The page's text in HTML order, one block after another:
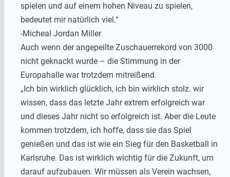
spielen und auf einem hohen Niveau zu spielen,
bedeutet mir natürlich viel.“
-Micheal Jordan Miller
Auch wenn der angepeilte Zuschauerrekord von 3000
nicht geknackt wurde – die Stimmung in der
Europahalle war trotzdem mitreißend.
„Ich bin wirklich glücklich, ich bin wirklich stolz. wir
wissen, dass das letzte Jahr extrem erfolgreich war
und dieses Jahr nicht so erfolgreich ist. Aber die Leute
kommen trotzdem, ich hoffe, dass sie das Spiel
genießen und das ist wie ein Sieg für den Basketball in
Karlsruhe. Das ist wirklich wichtig für die Zukunft, um
darauf aufzubauen. Wir müssen als Verein wachsen,